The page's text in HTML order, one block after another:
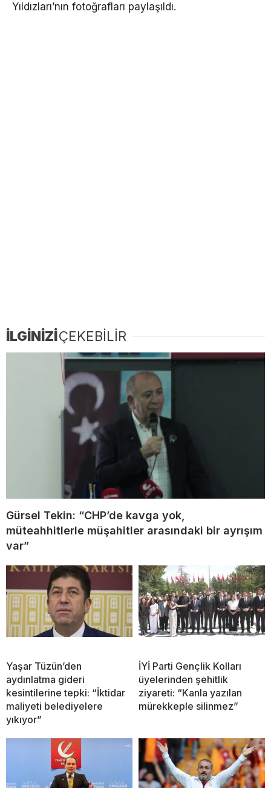
Yıldızları’nın fotoğrafları paylaşıldı.
İLGİNİZİÇEKEBİLİR
Gürsel Tekin: “CHP’de kavga yok,
müteahhitlerle müşahitler arasındaki bir ayrışım
var”
Yaşar Tüzün’den
aydınlatma gideri
kesintilerine tepki: “İktidar
maliyeti belediyelere
yıkıyor”
İYİ Parti Gençlik Kolları
üyelerinden şehitlik
ziyareti: “Kanla yazılan
mürekkeple silinmez”